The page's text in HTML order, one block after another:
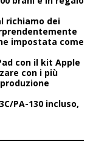
richiamo dei
impostata come
con il kit Apple
con i più
PA-130 incluso,